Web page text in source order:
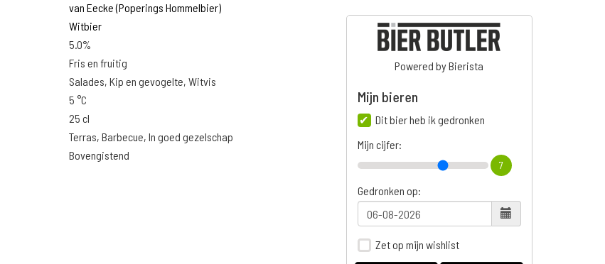
van Eecke (Poperings Hommelbier)
Witbier
5.0%
Fris en fruitig
Salades, Kip en gevogelte, Witvis
5 °C
25 cl
Terras, Barbecue, In goed gezelschap
Bovengistend
Powered by Bierista
Mijn bieren
Dit bier heb ik gedronken
Mijn cijfer:
7
Gedronken op:
Zet op mijn wishlist